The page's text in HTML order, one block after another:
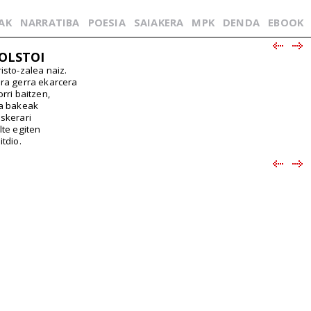
NARRATIBA POESIA SAIAKERA MPK DENDA EBOOK
zalea naiz.
gerra ekarcera
baitzen,
bakeak
egiten